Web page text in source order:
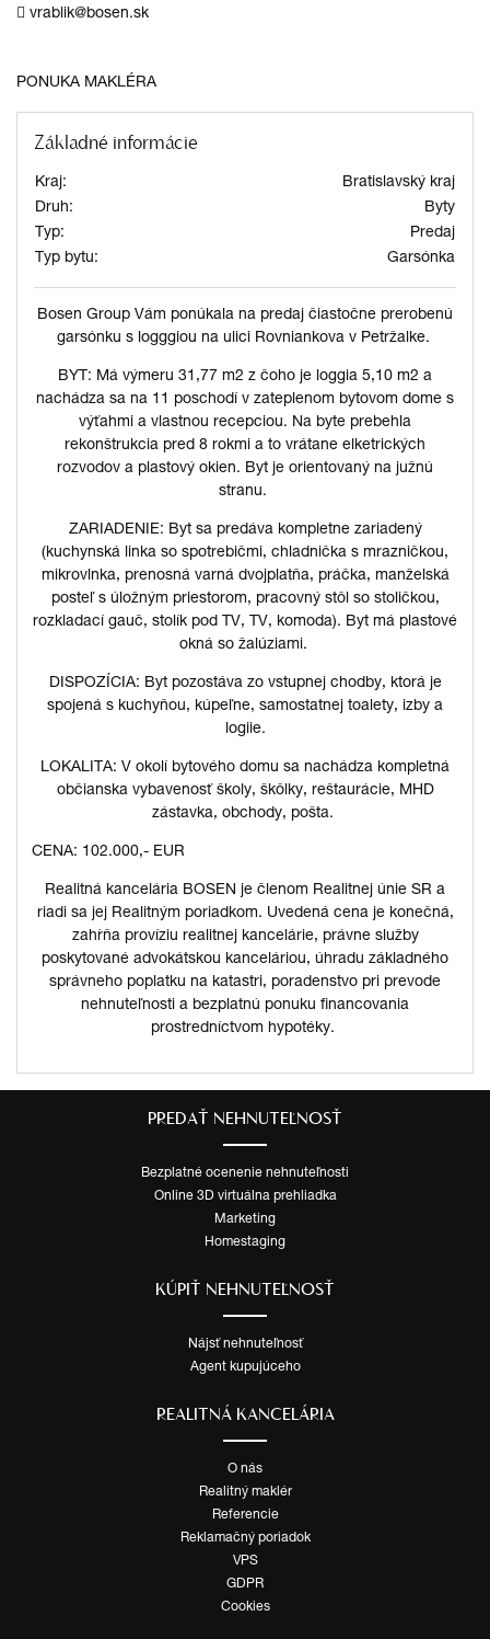
vrablik@bosen.sk
PONUKA MAKLÉRA
Základné informácie
Kraj:
Bratislavský kraj
Druh:
Byty
Typ:
Predaj
Typ bytu:
Garsónka
Bosen Group Vám ponúkala na predaj čiastočne prerobenú
garsónku s logggiou na ulici Rovniankova v Petržalke.
BYT: Má výmeru 31,77 m2 z čoho je loggia 5,10 m2 a
nachádza sa na 11 poschodí v zateplenom bytovom dome s
výťahmi a vlastnou recepciou. Na byte prebehla
rekonštrukcia pred 8 rokmi a to vrátane elketrických
rozvodov a plastový okien. Byt je orientovaný na južnú
stranu.
ZARIADENIE: Byt sa predáva kompletne zariadený
(kuchynská linka so spotrebičmi, chladnička s mrazničkou,
mikrovlnka, prenosná varná dvojplatňa, práčka, manželská
posteľ s úložným priestorom, pracovný stôl so stoličkou,
rozkladací gauč, stolík pod TV, TV, komoda). Byt má plastové
okná so žalúziami.
DISPOZÍCIA: Byt pozostáva zo vstupnej chodby, ktorá je
spojená s kuchyňou, kúpeľne, samostatnej toalety, izby a
logiie.
LOKALITA: V okolí bytového domu sa nachádza kompletná
občianska vybavenosť školy, škôlky, reštaurácie, MHD
zástavka, obchody, pošta.
CENA: 102.000,- EUR
Realitná kancelária BOSEN je členom Realitnej únie SR a
riadi sa jej Realitným poriadkom. Uvedená cena je konečná,
zahŕňa províziu realitnej kancelárie, právne služby
poskytované advokátskou kanceláriou, úhradu základného
správneho poplatku na katastri, poradenstvo pri prevode
nehnuteľnosti a bezplatnú ponuku financovania
prostredníctvom hypotéky.
PREDAŤ NEHNUTEĽNOSŤ
Bezplatné ocenenie nehnuteľnosti
Online 3D virtuálna prehliadka
Marketing
Homestaging
KÚPIŤ NEHNUTEĽNOSŤ
Nájsť nehnuteľnosť
Agent kupujúceho
REALITNÁ KANCELÁRIA
O nás
Realitný maklér
Referencie
Reklamačný poriadok
VPS
GDPR
Cookies